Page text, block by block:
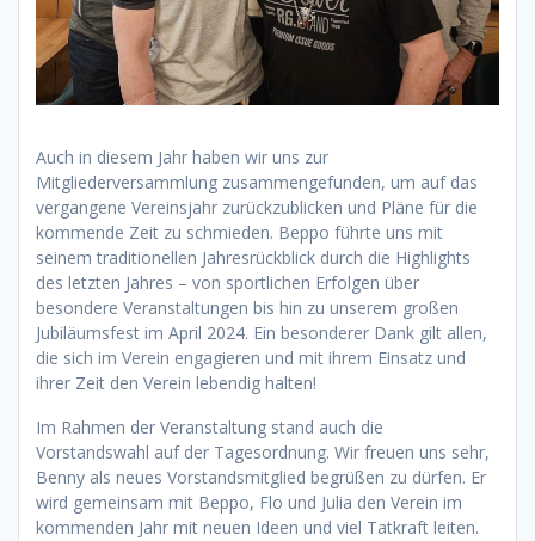
Auch in diesem Jahr haben wir uns zur
Mitgliederversammlung zusammengefunden, um auf das
vergangene Vereinsjahr zurückzublicken und Pläne für die
kommende Zeit zu schmieden. Beppo führte uns mit
seinem traditionellen Jahresrückblick durch die Highlights
des letzten Jahres – von sportlichen Erfolgen über
besondere Veranstaltungen bis hin zu unserem großen
Jubiläumsfest im April 2024. Ein besonderer Dank gilt allen,
die sich im Verein engagieren und mit ihrem Einsatz und
ihrer Zeit den Verein lebendig halten!
Im Rahmen der Veranstaltung stand auch die
Vorstandswahl auf der Tagesordnung. Wir freuen uns sehr,
Benny als neues Vorstandsmitglied begrüßen zu dürfen. Er
wird gemeinsam mit Beppo, Flo und Julia den Verein im
kommenden Jahr mit neuen Ideen und viel Tatkraft leiten.